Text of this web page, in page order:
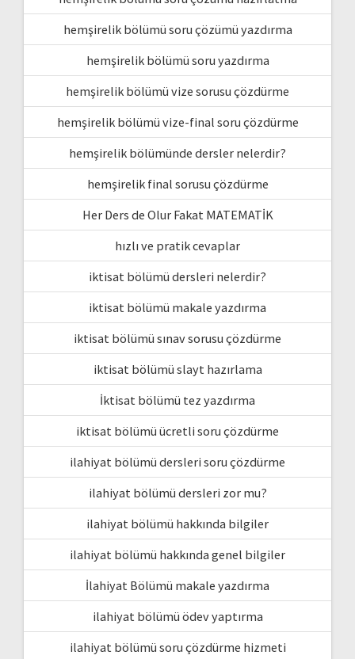
hemşirelik bölümü soru çözümü yazdırma
hemşirelik bölümü soru yazdırma
hemşirelik bölümü vize sorusu çözdürme
hemşirelik bölümü vize-final soru çözdürme
hemşirelik bölümünde dersler nelerdir?
hemşirelik final sorusu çözdürme
Her Ders de Olur Fakat MATEMATİK
hızlı ve pratik cevaplar
iktisat bölümü dersleri nelerdir?
iktisat bölümü makale yazdırma
iktisat bölümü sınav sorusu çözdürme
iktisat bölümü slayt hazırlama
İktisat bölümü tez yazdırma
iktisat bölümü ücretli soru çözdürme
ilahiyat bölümü dersleri soru çözdürme
ilahiyat bölümü dersleri zor mu?
ilahiyat bölümü hakkında bilgiler
ilahiyat bölümü hakkında genel bilgiler
İlahiyat Bölümü makale yazdırma
ilahiyat bölümü ödev yaptırma
ilahiyat bölümü soru çözdürme hizmeti